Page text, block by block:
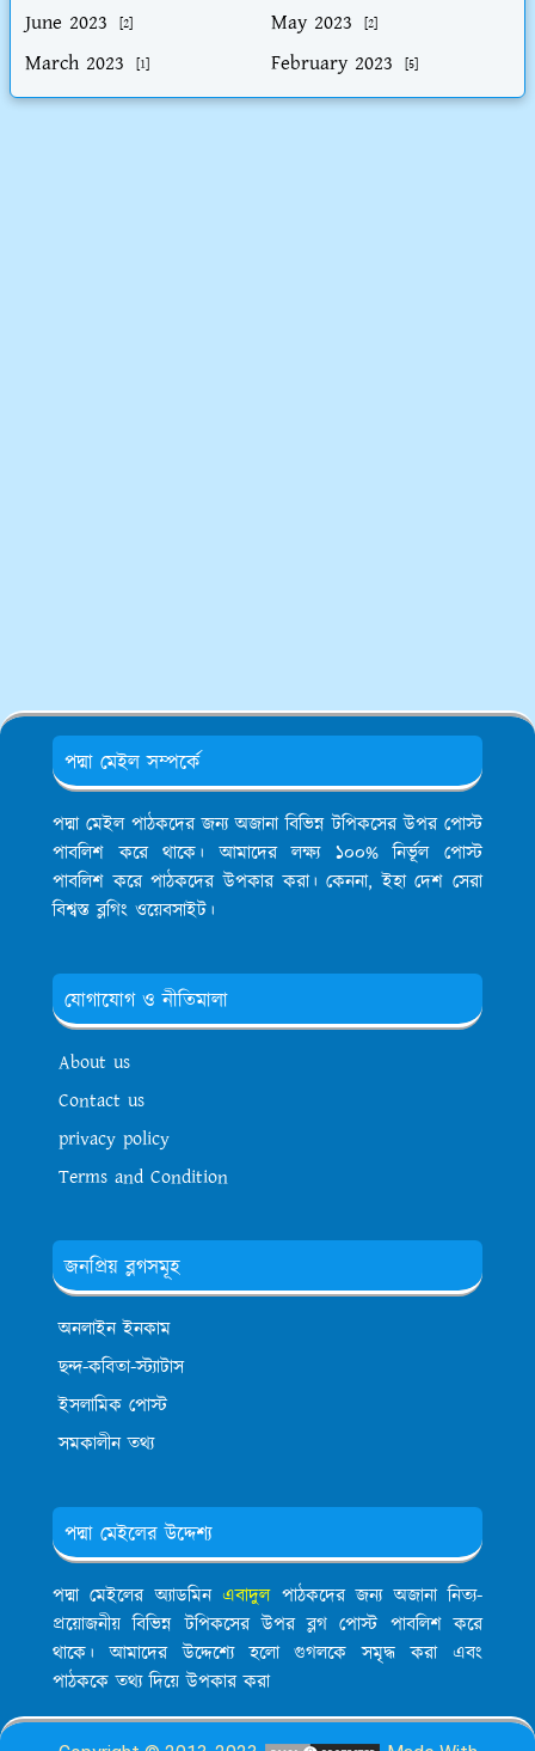
June 2023 [2] May 2023 [2]
March 2023 [1] February 2023 [5]
পদ্মা মেইল সম্পর্কে
পদ্মা মেইল পাঠকদের জন্য অজানা বিভিন্ন টপিকসের উপর পোস্ট
পাবলিশ করে থাকে। আমাদের লক্ষ্য ১০০% নির্ভূল পোস্ট
পাবলিশ করে পাঠকদের উপকার করা। কেননা, ইহা দেশ সেরা
বিশ্বস্ত ব্লগিং ওয়েবসাইট।
যোগাযোগ ও নীতিমালা
About us
Contact us
privacy policy
Terms and Condition
জনপ্রিয় ব্লগসমূহ
অনলাইন ইনকাম
ছন্দ-কবিতা-স্ট্যাটাস
ইসলামিক পোস্ট
সমকালীন তথ্য
পদ্মা মেইলের উদ্দেশ্য
পদ্মা মেইলের অ্যাডমিনএবাদুলপাঠকদের জন্য অজানা নিত্য-
প্রয়োজনীয় বিভিন্ন টপিকসের উপর ব্লগ পোস্ট পাবলিশ করে
থাকে। আমাদের উদ্দেশ্যে হলো গুগলকে সমৃদ্ধ করা এবং
পাঠককে তথ্য দিয়ে উপকার করা